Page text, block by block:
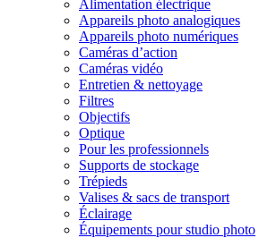
Alimentation électrique
Appareils photo analogiques
Appareils photo numériques
Caméras d’action
Caméras vidéo
Entretien & nettoyage
Filtres
Objectifs
Optique
Pour les professionnels
Supports de stockage
Trépieds
Valises & sacs de transport
Éclairage
Équipements pour studio photo